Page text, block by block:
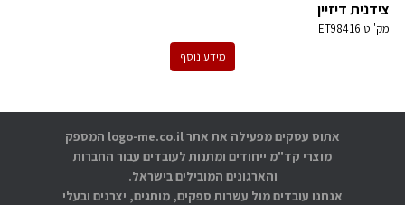
צידנית דיזיין
מק''ט ET98416
מידע נוסף
אתוס עסקים מפעילה את אתר logo-me.co.il המספק
מוצרי קד"מ ייחודים ומתנות לעובדים עבור החברות
והארגונים המובילים בישראל.
אנחנו עובדים מול עשרות ספקים, מותגים, יצרנים ובעלי